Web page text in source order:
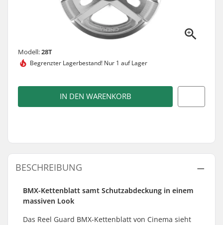
Modell:28T
Begrenzter Lagerbestand! Nur 1 auf Lager
IN DEN WARENKORB
BESCHREIBUNG
BMX-Kettenblatt samt Schutzabdeckung in einem
massiven Look
Das Reel Guard BMX-Kettenblatt von Cinema sieht